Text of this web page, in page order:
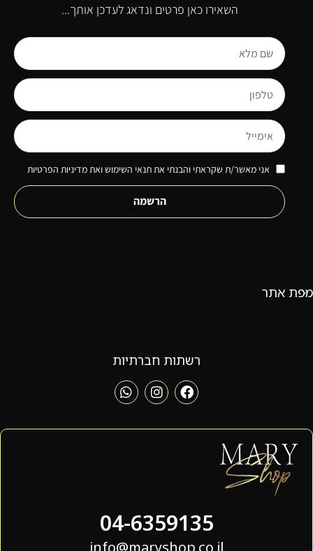
השאירו כאן פרטים ונדאג לעדכן אותך...
אני מאשר/ת שקראתי והבנתי את תנאי השימוש ואת מדיניות הפרטיות
הרשמה
מפת אתר
רשתות חברתיות
04-6359135
info@maryshop.co.il